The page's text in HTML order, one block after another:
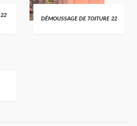
22
DÉMOUSSAGE DE TOITURE 22